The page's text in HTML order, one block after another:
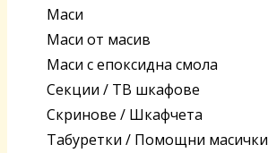
Маси
Маси от масив
Маси с епоксидна смола
Секции / ТВ шкафове
Скринове / Шкафчета
Табуретки / Помощни масички